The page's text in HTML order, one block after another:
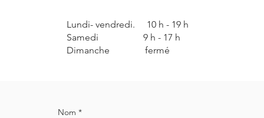
Lundi- vendredi. 10 h - 19 h
Samedi 9 h - 17 h
Dimanche fermé
Nom *